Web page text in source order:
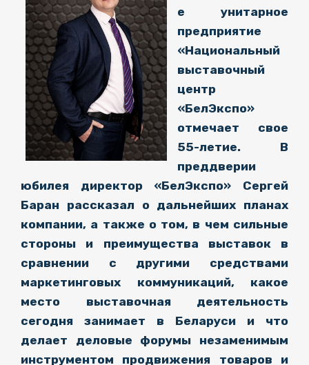
е унитарное
предприятие
«Национальный
выставочный
центр
«БелЭкспо»
отмечает свое
55-летие. В
преддверии
юбилея директор «БелЭкспо» Сергей
Баран рассказал о дальнейших планах
компании, а также о том, в чем сильные
стороны и преимущества выставок в
сравнении с другими средствами
маркетинговых коммуникаций, какое
место выставочная деятельность
сегодня занимает в Беларуси и что
делает деловые форумы незаменимым
инструментом продвижения товаров и